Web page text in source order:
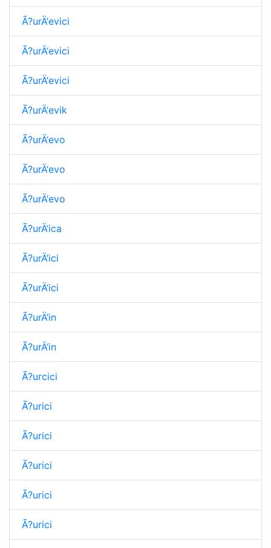
Ã?urÄ‘evici
Ã?urÄ‘evici
Ã?urÄ‘evici
Ã?urÄ‘evik
Ã?urÄ‘evo
Ã?urÄ‘evo
Ã?urÄ‘evo
Ã?urÄ‘ica
Ã?urÄ‘ici
Ã?urÄ‘ici
Ã?urÄ‘in
Ã?urÄ‘in
Ã?urcici
Ã?urici
Ã?urici
Ã?urici
Ã?urici
Ã?urici